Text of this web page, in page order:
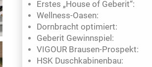
Erstes „House of Geberit“:
Wellness-Oasen:
Dornbracht optimiert:
Geberit Gewinnspiel:
VIGOUR Brausen-Prospekt:
HSK Duschkabinenbau: